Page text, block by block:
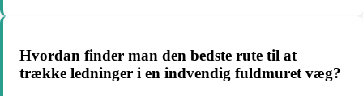
Hvordan finder man den bedste rute til at
trække ledninger i en indvendig fuldmuret væg?